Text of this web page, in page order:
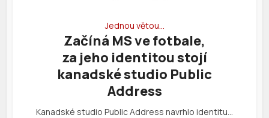
Jednou větou…
Začíná MS ve fotbale,
za jeho identitou stojí
kanadské studio Public
Address
Kanadské studio Public Address navrhlo identitu…